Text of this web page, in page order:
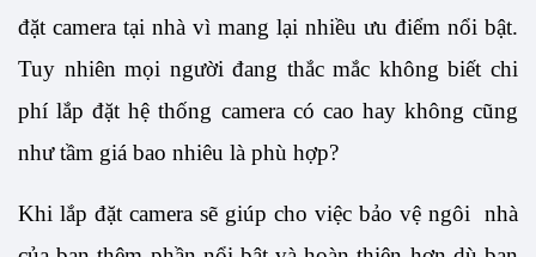
đặt camera tại nhà vì mang lại nhiều ưu điểm nổi bật.
Tuy nhiên mọi người đang thắc mắc không biết chi
phí lắp đặt hệ thống camera có cao hay không cũng
như tầm giá bao nhiêu là phù hợp?
Khi lắp đặt camera sẽ giúp cho việc bảo vệ ngôi  nhà